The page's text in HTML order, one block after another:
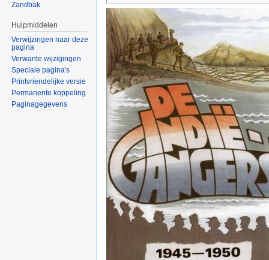
Zandbak
Hulpmiddelen
Verwijzingen naar deze
pagina
Verwante wijzigingen
Speciale pagina's
Printvriendelijke versie
Permanente koppeling
Paginagegevens